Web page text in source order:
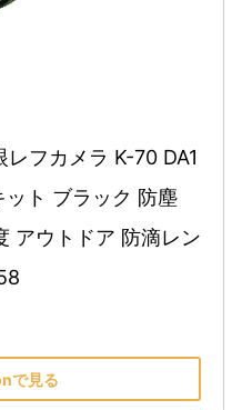
フカメラ K-70 DA1
ト ブラック 防塵
アウトドア 防滴レン
で見る